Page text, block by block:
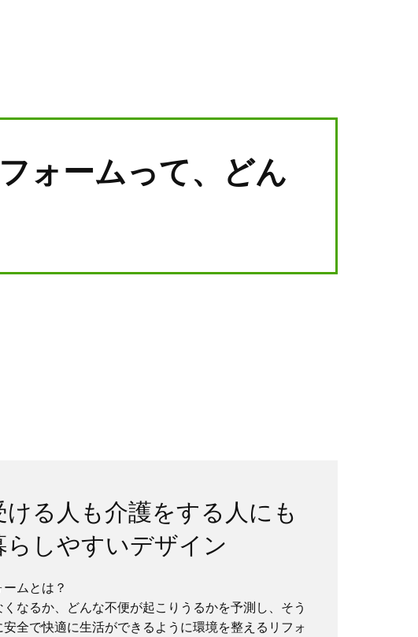
ォームって、どん
ける人も介護をする人にも
らしやすいデザイン
ムとは？
くなるか、どんな不便が起こりうるかを予測し、そう
全で快適に生活ができるように環境を整えるリフォ